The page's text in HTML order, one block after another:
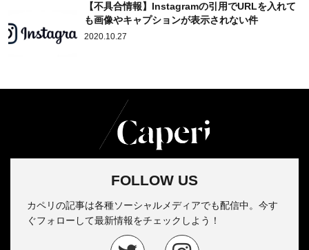
【不具合情報】Instagramの引用でURLを入れて
も画像やキャプションが表示されない件
2020.10.27
FOLLOW US
カペリの記事は各種ソーシャルメディアでも配信中。今す
ぐフォローして最新情報をチェックしよう！